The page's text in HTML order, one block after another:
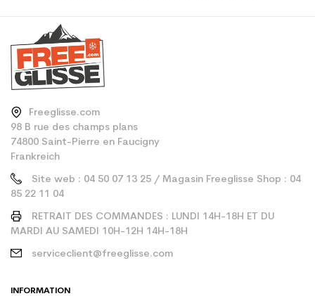
Freeglisse.com
98 B rue des champs plans
74800 Saint-Pierre en Faucigny
Frankreich
Site web : 04 50 07 13 25 / Magasin Freeglisse Shop : 04
85 22 11 04
RETRAIT DES COMMANDES : LUNDI 14H-18H ET DU
MARDI AU SAMEDI 10H-12H 14H-18H
serviceclient@freeglisse.com
INFORMATION